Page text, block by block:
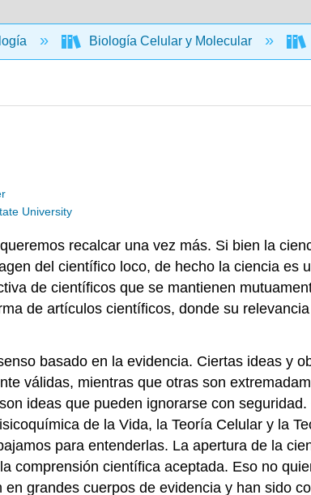
Biología Celular y Molecular
University
recalcar una vez más. Si bien la
del científico loco, de hecho la ciencia
de científicos que se mantienen
de artículos científicos, donde su
basado en la evidencia. Ciertas ideas y
válidas, mientras que otras son
ideas que pueden ignorarse con
de la Vida, la Teoría Celular y la
para entenderlas. La apertura de la
comprensión científica aceptada. Eso no
grandes cuerpos de evidencia y han sido